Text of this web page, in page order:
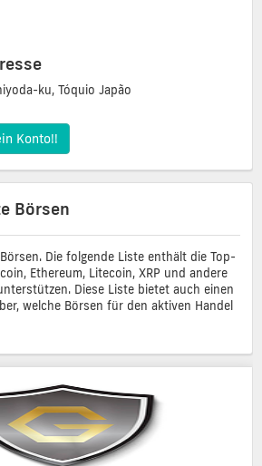
ku, Tóquio Japão
Konto!!
Börsen
Die folgende Liste enthält die Top-
Ethereum, Litecoin, XRP und andere
Diese Liste bietet auch einen
welche Börsen für den aktiven Handel